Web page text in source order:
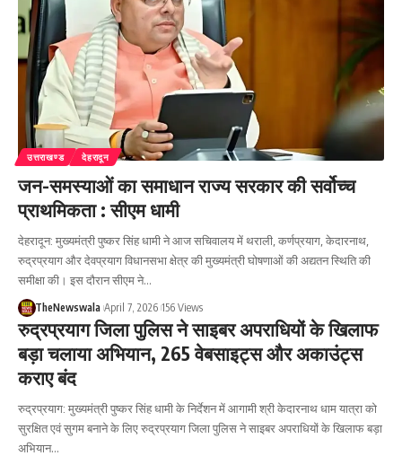
उत्तराखण्ड देहरादून
जन-समस्याओं का समाधान राज्य सरकार की सर्वोच्च
प्राथमिकता : सीएम धामी
देहरादून: मुख्यमंत्री पुष्कर सिंह धामी ने आज सचिवालय में थराली, कर्णप्रयाग, केदारनाथ,
रुद्रप्रयाग और देवप्रयाग विधानसभा क्षेत्र की मुख्यमंत्री घोषणाओं की अद्यतन स्थिति की
समीक्षा की। इस दौरान सीएम ने…
TheNewswala April 7, 2026 156 Views
रुद्रप्रयाग जिला पुलिस ने साइबर अपराधियों के खिलाफ
बड़ा चलाया अभियान, 265 वेबसाइट्स और अकाउंट्स
कराए बंद
रुद्रप्रयाग: मुख्यमंत्री पुष्कर सिंह धामी के निर्देशन में आगामी श्री केदारनाथ धाम यात्रा को
सुरक्षित एवं सुगम बनाने के लिए रुद्रप्रयाग जिला पुलिस ने साइबर अपराधियों के खिलाफ बड़ा
अभियान…